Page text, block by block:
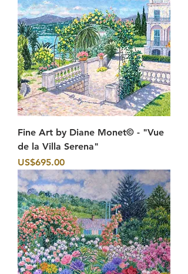
Fine Art by Diane Monet© - "Vue
de la Villa Serena"
價格
US$695.00